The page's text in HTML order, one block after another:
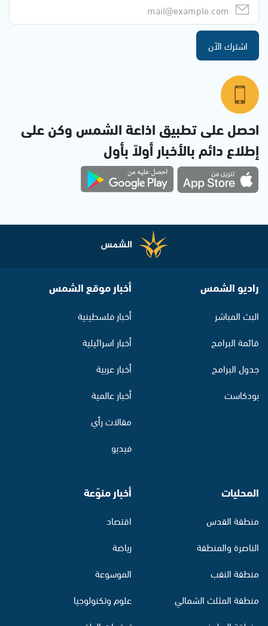
اشترك الآن
احصل على تطبيق اذاعة الشمس وكن على
إطلاع دائم بالأخبار أولاً بأول
راديو الشمس
البث المباشر
قائمة البرامج
جدول البرامج
بودكاست
أخبار موقع الشمس
أخبار فلسطينية
أخبار اسرائيلية
أخبار عربية
أخبار عالمية
مقالات رأي
فيديو
المحليات
منطقة القدس
الناصرة والمنطقة
منطقة النقب
منطقة المثلث الشمالي
أخبار منوّعة
اقتصاد
رياضة
الموسوعة
علوم وتكنولوجيا